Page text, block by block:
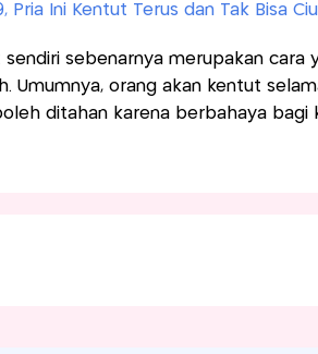
Pria Ini Kentut Terus dan Tak Bisa
sendiri sebenarnya merupakan cara
Umumnya, orang akan kentut
ditahan karena berbahaya bagi